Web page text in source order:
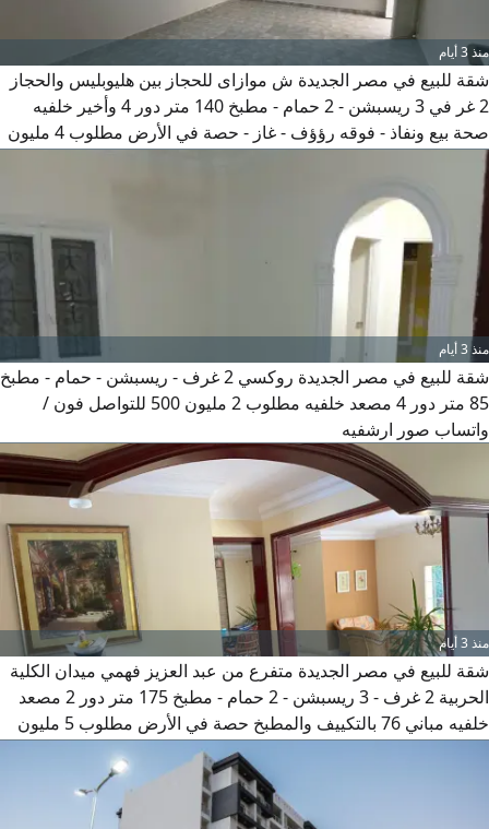
منذ 3 أيام
شقة للبيع في مصر الجديدة ش موازاى للحجاز بين هليوبليس والحجاز
2 غر في 3 ريسبشن - 2 حمام - مطبخ 140 متر دور 4 وأخير خلفيه
صحة بيع ونفاذ - فوقه رؤؤف - غاز - حصة في الأرض مطلوب 4 مليون
500 صور ارشفيه
منذ 3 أيام
شقة للبيع في مصر الجديدة روكسي 2 غرف - ريسبشن - حمام - مطبخ
85 متر دور 4 مصعد خلفيه مطلوب 2 مليون 500 للتواصل فون /
واتساب صور ارشفيه
منذ 3 أيام
شقة للبيع في مصر الجديدة متفرع من عبد العزيز فهمي ميدان الكلية
الحربية 2 غرف - 3 ريسبشن - 2 حمام - مطبخ 175 متر دور 2 مصعد
خلفيه مباني 76 بالتكييف والمطبخ حصة في الأرض مطلوب 5 مليون
200 للتواصل فون / واتساب صور ارشفيه